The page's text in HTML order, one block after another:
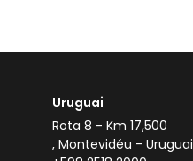
Uruguai
Rota 8 - Km 17,500
, Montevidéu - Uruguai